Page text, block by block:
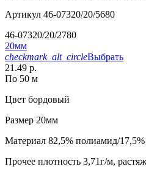
Артикул 46-07320/20/5680
46-07320/20/2780
20мм
checkmark_alt_circleВыбрать
21.49 р.
По 50 м
Цвет бордовый
Размер 20мм
Материал 82,5% полиамид/17,5%
Прочее плотность 3,71г/м,